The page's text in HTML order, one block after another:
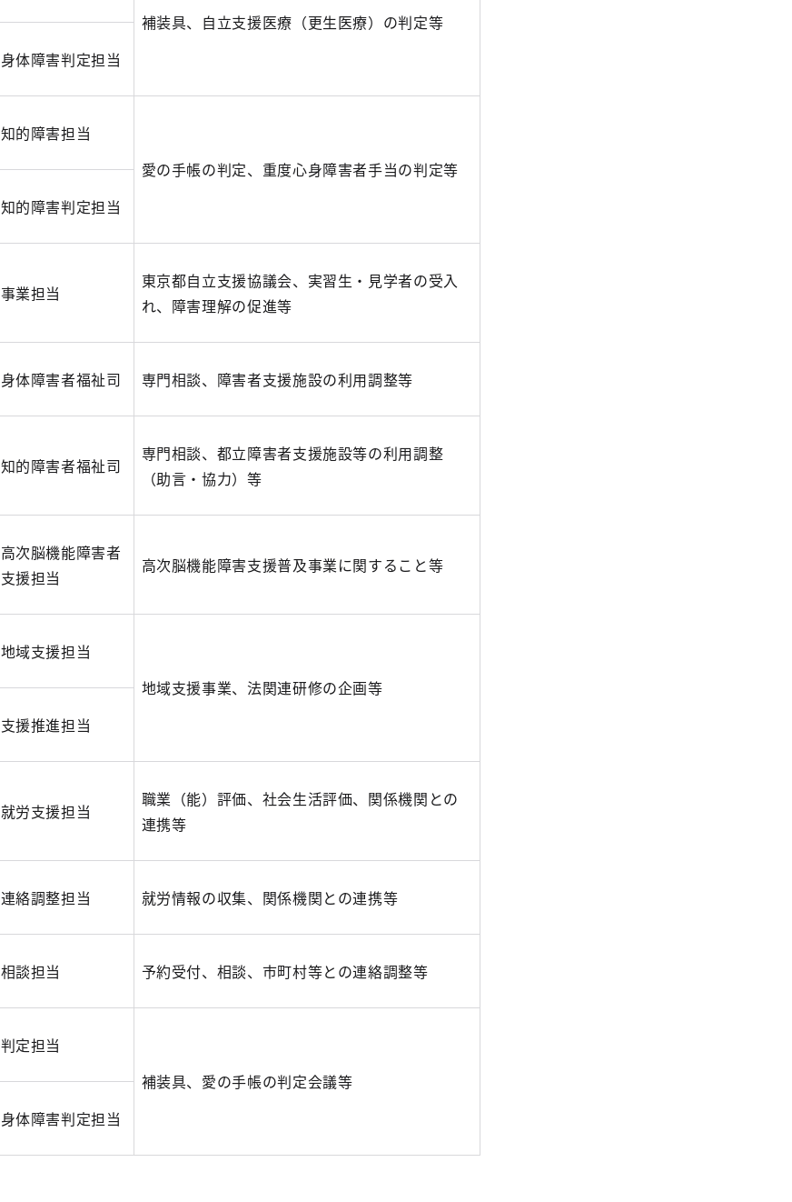
補装具、自立支援医療（更生医療）の判定等
身体障害判定担当
知的障害担当
愛の手帳の判定、重度心身障害者手当の判定等
知的障害判定担当
事業担当
東京都自立支援協議会、実習生・見学者の受入
れ、障害理解の促進等
身体障害者福祉司 専門相談、障害者支援施設の利用調整等
知的障害者福祉司
専門相談、都立障害者支援施設等の利用調整
（助言・協力）等
高次脳機能障害者
支援担当
高次脳機能障害支援普及事業に関すること等
地域支援担当
地域支援事業、法関連研修の企画等
支援推進担当
就労支援担当
職業（能）評価、社会生活評価、関係機関との
連携等
連絡調整担当 就労情報の収集、関係機関との連携等
相談担当 予約受付、相談、市町村等との連絡調整等
判定担当
補装具、愛の手帳の判定会議等
身体障害判定担当